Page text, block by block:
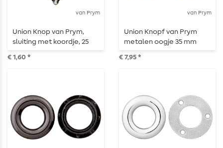
van Prym
Union Knop van Prym,
sluiting met koordje, 25
mm, kant, zilver
€ 1,60 *
van Prym
Union Knopf van Prym
metalen oogje 35 mm
goud
€ 7,95 *